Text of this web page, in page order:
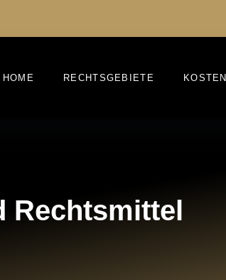
HOME RECHTSGEBIETE KOSTEN
Rechtsmittel